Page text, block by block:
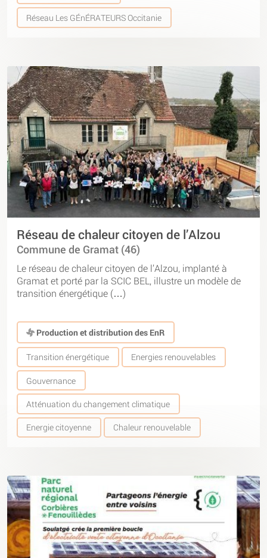
Réseau Les GÉnÉRATEURS Occitanie
Réseau de chaleur citoyen de l’Alzou
Commune de Gramat (46)
Le réseau de chaleur citoyen de l’Alzou, implanté à
Gramat et porté par la SCIC BEL, illustre un modèle de
transition énergétique (…)
Production et distribution des EnR
Transition énergétique Energies renouvelables
Gouvernance
Atténuation du changement climatique
Energie citoyenne Chaleur renouvelable